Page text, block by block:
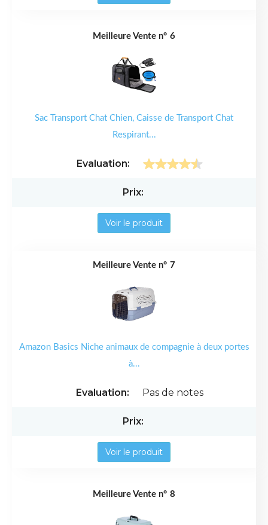
6
Sac Transport Chat Chien, Caisse de Transport Chat
Respirant...
Voir le produit
7
Amazon Basics Niche animaux de compagnie à deux portes
à...
Pas de notes
Voir le produit
8